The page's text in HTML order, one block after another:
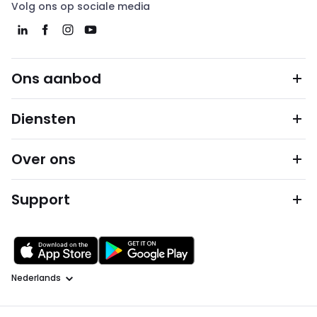
Volg ons op sociale media
Ons aanbod
Diensten
Over ons
Support
Taal